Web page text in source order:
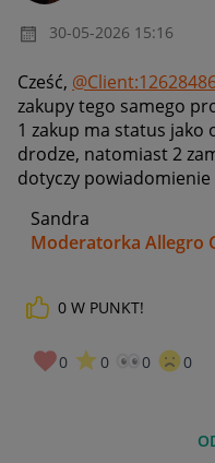
‎30-05-2026 15:16
Cześć,
zakupy tego samego
1 zakup ma status jako
drodze, natomiast 2
dotyczy powiadomienie
Sandra
Moderatorka Allegro
0 W PUNKT!
0 0 0 0